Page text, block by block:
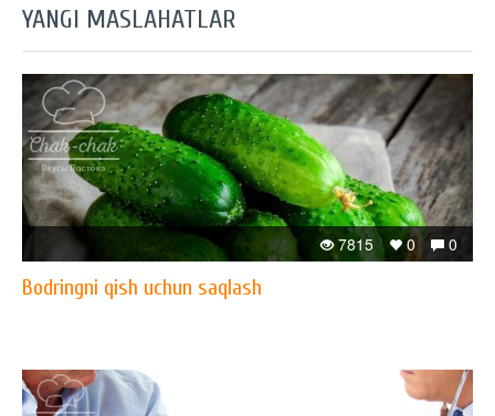
YANGI MASLAHATLAR
0
0
7815
Bodringni qish uchun saqlash